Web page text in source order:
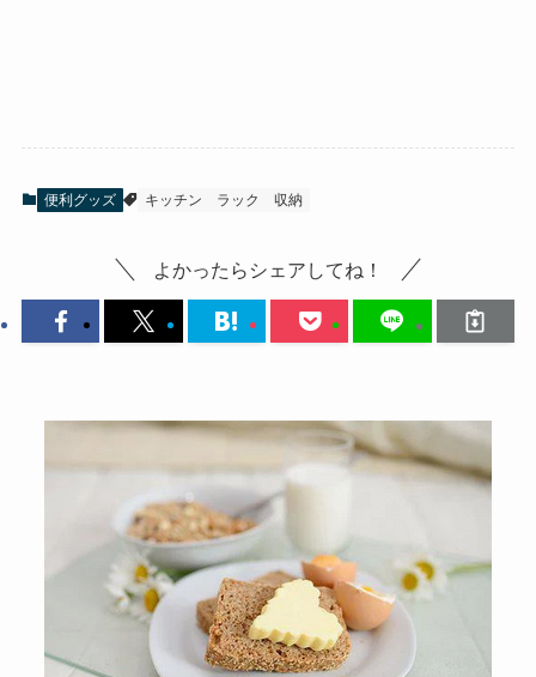
便利グッズ キッチン ラック 収納
よかったらシェアしてね！